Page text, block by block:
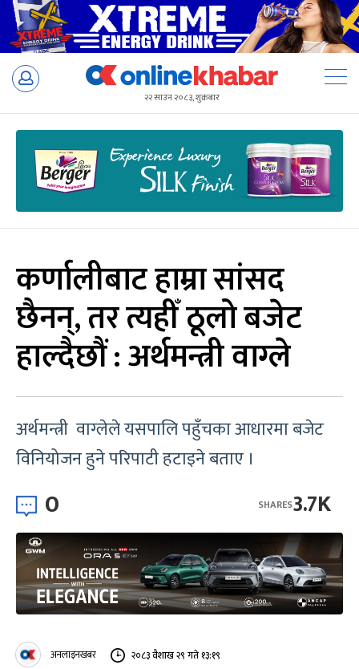
Skip
२२ साउन २०८३, शुक्रबार
कर्णालीबाट हाम्रा सांसद
छैनन्, तर त्यहीँ ठूलो बजेट
हाल्दैछौं : अर्थमन्त्री वाग्ले
अर्थमन्त्री वाग्लेले यसपालि पहुँचका आधारमा बजेट
विनियोजन हुने परिपाटी हटाइने बताए ।
0 3.7K
SHARES
अनलाइनखबर २०८३ वैशाख २९ गते १३:१९